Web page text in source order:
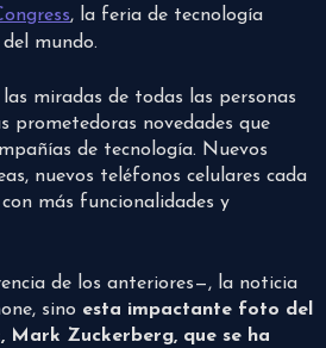
, la feria de tecnología
mundo.
miradas de todas las personas
prometedoras novedades que
de tecnología. Nuevos
nuevos teléfonos celulares cada
más funcionalidades y
de los anteriores—, la noticia
sino esta impactante foto del
Mark Zuckerberg, que se ha